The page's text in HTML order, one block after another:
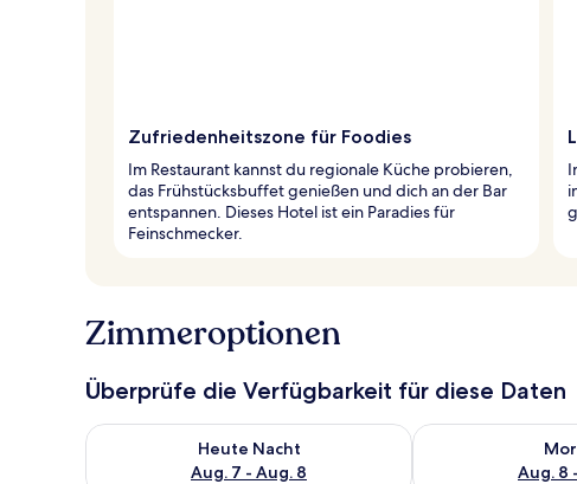
Zufriedenheitszone für Foodies
Im Restaurant kannst du regionale Küche probieren,
das Frühstücksbuffet genießen und dich an der Bar
entspannen. Dieses Hotel ist ein Paradies für
Feinschmecker.
Zimmeroptionen
Überprüfe die Verfügbarkeit für diese Daten
Heute Nacht
Aug. 7 - Aug. 8
Überprüfe die Verfügbarkeit für heute Nacht, Aug. 7 -
Aug. 8
Überprüfe die